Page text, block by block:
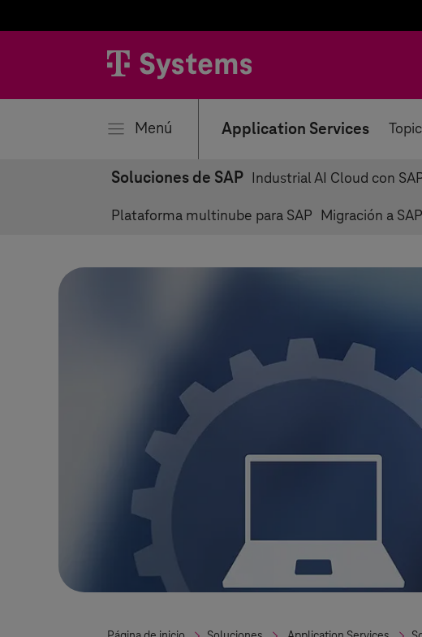
Menú Application Services
Soluciones de SAP Industrial AI Cloud con
Plataforma multinube para SAP Migración a